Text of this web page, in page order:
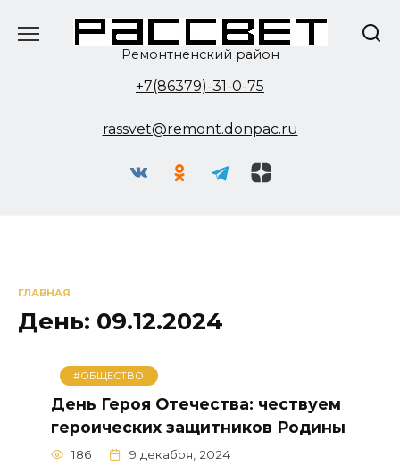
Ремонтненский район
+7(86379)-31-0-75
rassvet@remont.donpac.ru
ГЛАВНАЯ
День: 09.12.2024
#ОБЩЕСТВО
День Героя Отечества: чествуем
героических защитников Родины
186 9 декабря, 2024